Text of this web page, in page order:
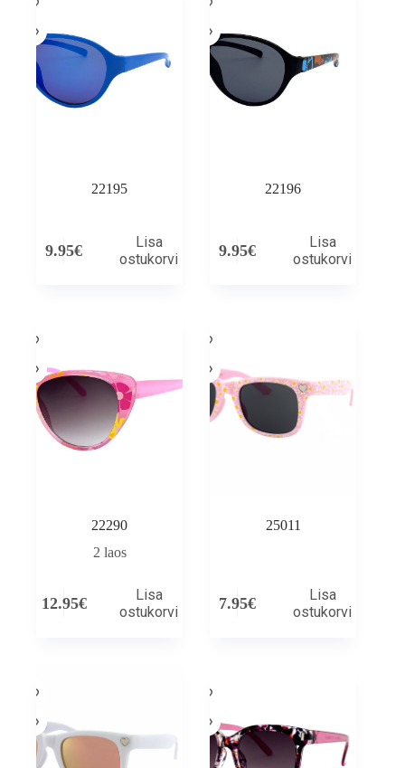
22195
9.95€
Lisa
ostukorvi
22196
9.95€
Lisa
ostukorvi
22290
2 laos
12.95€
Lisa
ostukorvi
25011
7.95€
Lisa
ostukorvi